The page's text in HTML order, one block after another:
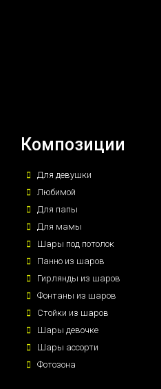
Композиции
Для девушки
Любимой
Для папы
Для мамы
Шары под потолок
Панно из шаров
Гирлянды из шаров
Фонтаны из шаров
Стойки из шаров
Шары девочке
Шары ассорти
Фотозона